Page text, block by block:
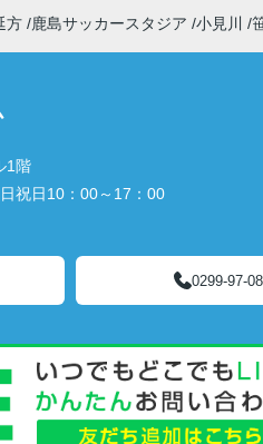
方 鹿島サッカースタジア 小見川
1階
祝日10：00～17：00
0299-97-